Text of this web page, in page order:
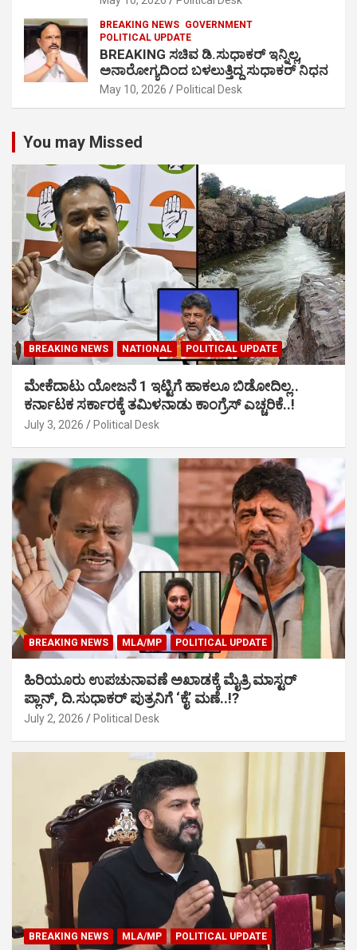
BREAKING NEWS GOVERNMENT
POLITICAL UPDATE
BREAKING ಸಚಿವ ಡಿ.ಸುಧಾಕರ್ ಇನ್ನಿಲ್ಲ,
ಅನಾರೋಗ್ಯದಿಂದ ಬಳಲುತ್ತಿದ್ದ ಸುಧಾಕರ್ ನಿಧನ
May 10, 2026 Political Desk
You may Missed
BREAKING NEWS NATIONAL POLITICAL UPDATE
ಮೇಕೆದಾಟು ಯೋಜನೆ 1 ಇಟ್ಟಿಗೆ ಹಾಕಲೂ ಬಿಡೋದಿಲ್ಲ..
ಕರ್ನಾಟಕ ಸರ್ಕಾರಕ್ಕೆ ತಮಿಳನಾಡು ಕಾಂಗ್ರೆಸ್ ಎಚ್ಚರಿಕೆ..!
July 3, 2026 Political Desk
BREAKING NEWS MLA/MP POLITICAL UPDATE
ಹಿರಿಯೂರು ಉಪಚುನಾವಣೆ ಅಖಾಡಕ್ಕೆ ಮೈತ್ರಿ ಮಾಸ್ಟರ್
ಪ್ಲಾನ್, ದಿ.ಸುಧಾಕರ್ ಪುತ್ರನಿಗೆ ‘ಕೈ’ ಮಣೆ..!?
July 2, 2026 Political Desk
BREAKING NEWS MLA/MP POLITICAL UPDATE